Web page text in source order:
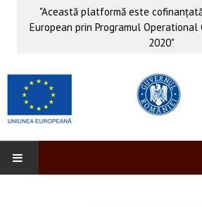
"Această platformă este
European prin Programul Operational
2020"